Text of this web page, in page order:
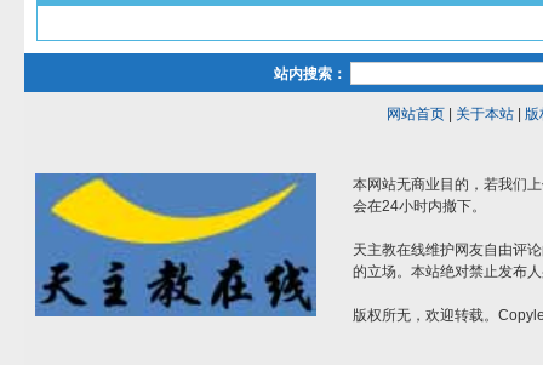
站内搜索：
网站首页| 关于本站| 版
本网站无商业目的，若我们
会在24小时内撤下。
天主教在线维护网友自由评
的立场。本站绝对禁止发布
版权所无，欢迎转载。